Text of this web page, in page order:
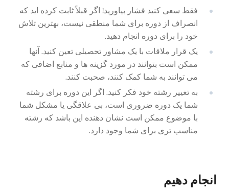
فقط سعی کنید فشار بیاورید! اگر قبلاً ثابت کرده اید که
انصراف از دوره برای شما منطقی نیست، بهترین تلاش
خود را برای دوره انجام دهید.
یک قرار ملاقات با یک مشاور تحصیلی تعین کنید. آنها
ممکن است بتوانند در مورد گزینه ها و منابع اضافی که
می توانند به شما کمک کنند، صحبت کنند.
به تغییر رشته خود فکر کنید. اگر این دوره برای رشته
شما یک دوره ضروری است، بی علاقگی یا مشکل شما
با موضوع ممکن است نشان دهنده این باشد که رشته
مناسب تری برای شما وجود دارد.
انجام دهیم